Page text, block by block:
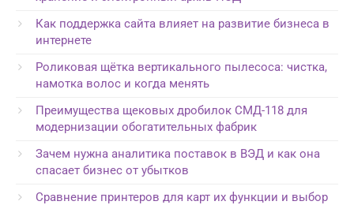
Как поддержка сайта влияет на развитие бизнеса в
интернете
Роликовая щётка вертикального пылесоса: чистка,
намотка волос и когда менять
Преимущества щековых дробилок СМД-118 для
модернизации обогатительных фабрик
Зачем нужна аналитика поставок в ВЭД и как она
спасает бизнес от убытков
Сравнение принтеров для карт их функции и выбор